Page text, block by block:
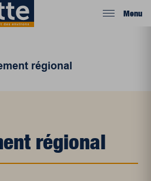
Menu
régional
régional